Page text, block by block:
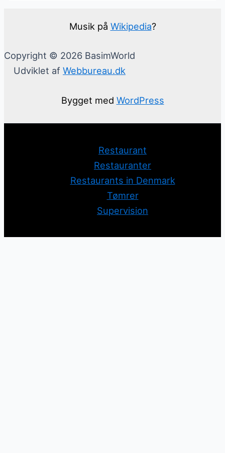
Musik på Wikipedia?
Copyright © 2026 BasimWorld
Udviklet af Webbureau.dk
Bygget med WordPress
Restaurant
Restauranter
Restaurants in Denmark
Tømrer
Supervision